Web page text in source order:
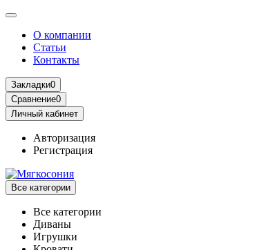
О компании
Статьи
Контакты
Закладки0
Сравнение0
Личный кабинет
Авторизация
Регистрация
Все категории
Все категории
Диваны
Игрушки